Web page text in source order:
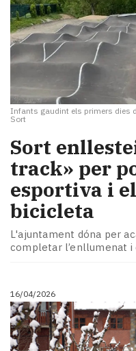
Infants gaudint els primers dies
Sort
Sort
track» per
esportiva i
bicicleta
L'ajuntament dóna per
completar l’enllumenat
16/04/2026